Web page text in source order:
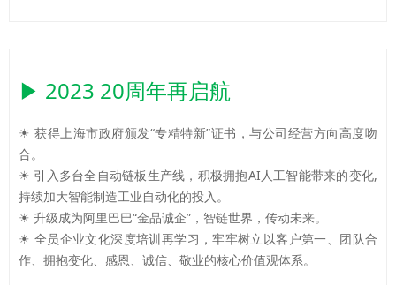
▶ 2023 20周年再启航
☀ 获得上海市政府颁发“专精特新”证书，与公司经营方向高度吻
合。
☀ 引入多台全自动链板生产线，积极拥抱AI人工智能带来的变化,
持续加大智能制造工业自动化的投入。
☀ 升级成为阿里巴巴“金品诚企”，智链世界，传动未来。
☀ 全员企业文化深度培训再学习，牢牢树立以客户第一、团队合
作、拥抱变化、感恩、诚信、敬业的核心价值观体系。